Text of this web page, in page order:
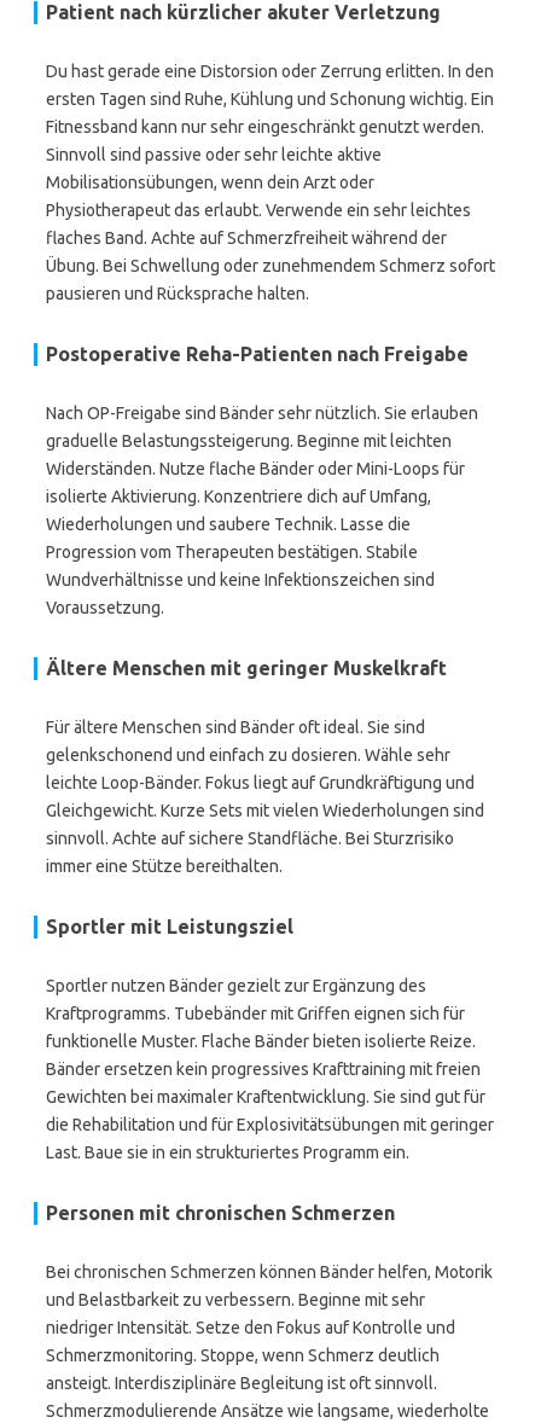
Patient nach kürzlicher akuter Verletzung
Du hast gerade eine Distorsion oder Zerrung erlitten. In den
ersten Tagen sind Ruhe, Kühlung und Schonung wichtig. Ein
Fitnessband kann nur sehr eingeschränkt genutzt werden.
Sinnvoll sind passive oder sehr leichte aktive
Mobilisationsübungen, wenn dein Arzt oder
Physiotherapeut das erlaubt. Verwende ein sehr leichtes
flaches Band. Achte auf Schmerzfreiheit während der
Übung. Bei Schwellung oder zunehmendem Schmerz sofort
pausieren und Rücksprache halten.
Postoperative Reha-Patienten nach Freigabe
Nach OP-Freigabe sind Bänder sehr nützlich. Sie erlauben
graduelle Belastungssteigerung. Beginne mit leichten
Widerständen. Nutze flache Bänder oder Mini-Loops für
isolierte Aktivierung. Konzentriere dich auf Umfang,
Wiederholungen und saubere Technik. Lasse die
Progression vom Therapeuten bestätigen. Stabile
Wundverhältnisse und keine Infektionszeichen sind
Voraussetzung.
Ältere Menschen mit geringer Muskelkraft
Für ältere Menschen sind Bänder oft ideal. Sie sind
gelenkschonend und einfach zu dosieren. Wähle sehr
leichte Loop-Bänder. Fokus liegt auf Grundkräftigung und
Gleichgewicht. Kurze Sets mit vielen Wiederholungen sind
sinnvoll. Achte auf sichere Standfläche. Bei Sturzrisiko
immer eine Stütze bereithalten.
Sportler mit Leistungsziel
Sportler nutzen Bänder gezielt zur Ergänzung des
Kraftprogramms. Tubebänder mit Griffen eignen sich für
funktionelle Muster. Flache Bänder bieten isolierte Reize.
Bänder ersetzen kein progressives Krafttraining mit freien
Gewichten bei maximaler Kraftentwicklung. Sie sind gut für
die Rehabilitation und für Explosivitätsübungen mit geringer
Last. Baue sie in ein strukturiertes Programm ein.
Personen mit chronischen Schmerzen
Bei chronischen Schmerzen können Bänder helfen, Motorik
und Belastbarkeit zu verbessern. Beginne mit sehr
niedriger Intensität. Setze den Fokus auf Kontrolle und
Schmerzmonitoring. Stoppe, wenn Schmerz deutlich
ansteigt. Interdisziplinäre Begleitung ist oft sinnvoll.
Schmerzmodulierende Ansätze wie langsame, wiederholte